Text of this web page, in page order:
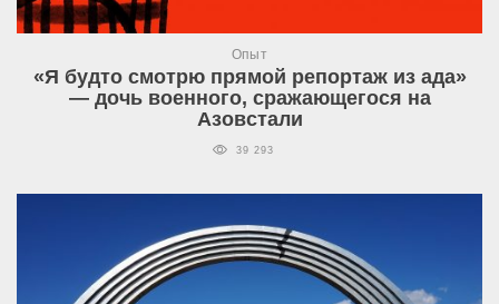
Опыт
«Я будто смотрю прямой репортаж из ада»
— дочь военного, сражающегося на
Азовстали
39 293